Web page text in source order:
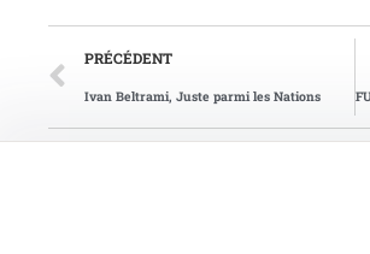
PRÉCÉDENT
Ivan Beltrami, Juste parmi les Nations